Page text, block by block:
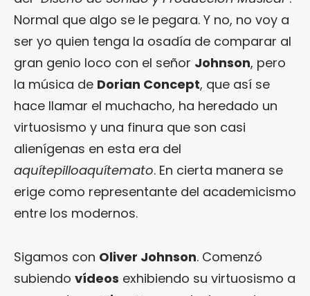
Normal que algo se le pegara. Y no, no voy a
ser yo quien tenga la osadía de comparar al
gran genio loco con el señor Johnson, pero
la música de Dorian Concept, que así se
hace llamar el muchacho, ha heredado un
virtuosismo y una finura que son casi
alienígenas en esta era del
aquítepilloaquítemato. En cierta manera se
erige como representante del academicismo
entre los modernos.
Sigamos con Oliver Johnson. Comenzó
subiendo vídeos exhibiendo su virtuosismo a